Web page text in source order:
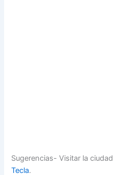
Sugerencias- Visitar la
Tecla.